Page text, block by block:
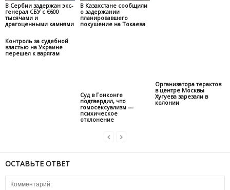
В Сербии задержан экс-
генерал СБУ с €600
тысячами и
драгоценными камнями
В Казахстане сообщили
о задержании
планировавшего
покушение на Токаева
Контроль за судебной
властью на Украине
перешел к варягам
Суд в Гонконге
подтвердил, что
гомосексуализм —
психическое
отклонение
Организатора терактов
в центре Москвы
Хугуева зарезали в
колонии
ОСТАВЬТЕ ОТВЕТ